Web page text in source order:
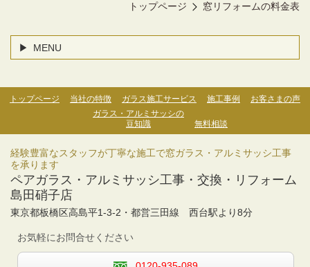
トップページ 窓リフォームの料金表
MENU
トップページ 当社の特徴 ガラス施工サービス 施工事例
お客さまの声
ガラス・アルミサッシの
豆知識
無料相談
経験豊富なスタッフが丁寧な施工で窓ガラス・アルミサッシ工事
を承ります
ペアガラス・アルミサッシ工事・交換・リフォーム
島田硝子店
東京都板橋区高島平1-3-2・ 都営三田線 西台駅より8分
お気軽にお問合せください